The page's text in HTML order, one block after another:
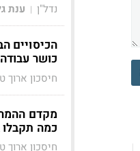
נדל"ן | ענת
הכיסויים
כושר
חיסכון ארוך
מקדם
כמה
חיסכון ארוך